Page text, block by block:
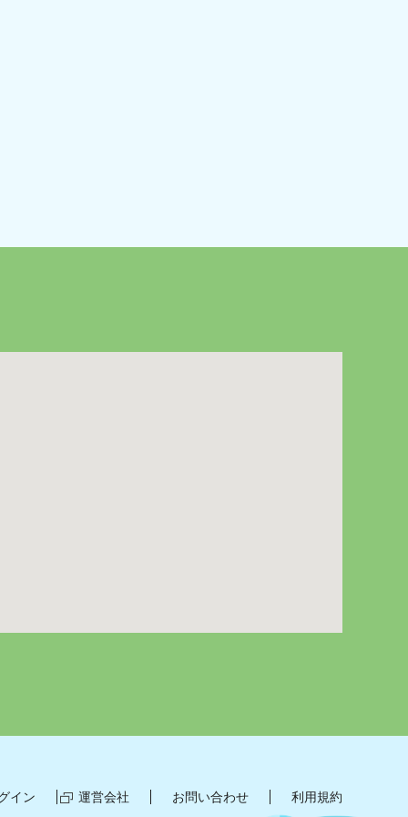
イン 運営会社 お問い合わせ 利用規約